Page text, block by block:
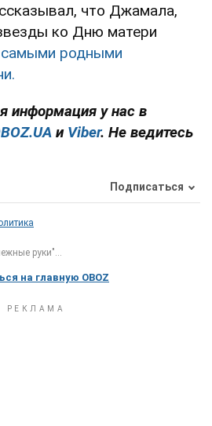
что Джамала,
ко Дню матери
самыми родными
информация у нас в
и Viber. Не ведитесь
Подписаться
руки"...
на главную OBOZ